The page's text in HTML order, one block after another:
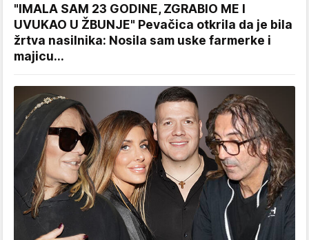
"IMALA SAM 23 GODINE, ZGRABIO ME I
UVUKAO U ŽBUNJE" Pevačica otkrila da je bila
žrtva nasilnika: Nosila sam uske farmerke i
majicu...